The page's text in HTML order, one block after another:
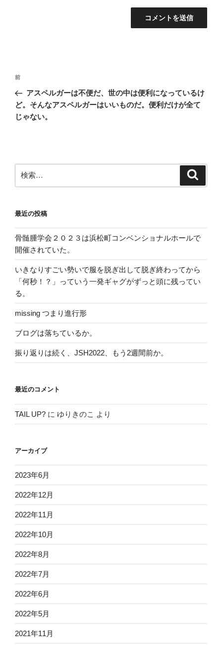
投
ナ
ビ
ョ
前
の
投
稿
前
アスペルガーは不便だ、世の中は便利になっているけ
ど。そんなアスペルガーはいいものだ。便利だけが全て
じゃない。
索:
最近の投稿
骨髄腫学会２０２３は浜松町コンベンショナルホールで
開催されていた。
いきなりすごい勢いで服を脱ぎ出して脱ぎ終わってから
「何秒！？」っていう一発ギャグがずっと頭に残ってい
る。
missing つまり進行形
ブログは落ちているか。
振り返りは続く、JSH2022、もう2週間前か。
最近のコメント
TAIL UP? に ゆりきのこ より
アーカイブ
2023年6月
2022年12月
2022年11月
2022年10月
2022年8月
2022年7月
2022年6月
2022年5月
2021年11月